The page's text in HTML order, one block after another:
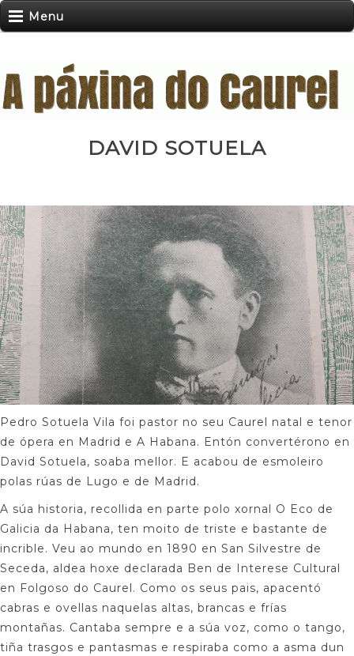
Menu
DAVID SOTUELA
Pedro Sotuela Vila foi pastor no seu Caurel natal e tenor
de ópera en Madrid e A Habana. Entón convertérono en
David Sotuela, soaba mellor. E acabou de esmoleiro
polas rúas de Lugo e de Madrid.
A súa historia, recollida en parte polo xornal O Eco de
Galicia da Habana, ten moito de triste e bastante de
incrible. Veu ao mundo en 1890 en San Silvestre de
Seceda, aldea hoxe declarada Ben de Interese Cultural
en Folgoso do Caurel. Como os seus pais, apacentó
cabras e ovellas naquelas altas, brancas e frías
montañas. Cantaba sempre e a súa voz, como o tango,
tiña trasgos e pantasmas e respiraba como a asma dun